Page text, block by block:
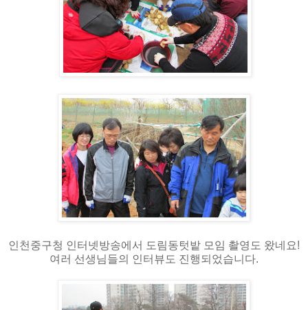
인천중구청 인터넷방송에서 도림동텃밭 모임 촬영도 왔네요!
여러 선생님들의 인터뷰도 진행되었습니다.